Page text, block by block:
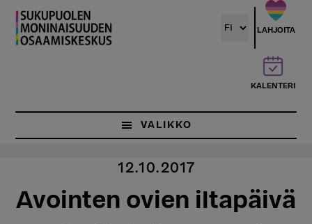
Hyppää
pääsisältöön
LAHJOITA
KALENTERI
VALIKKO
12.10.2017
Avointen ovien iltapäivä